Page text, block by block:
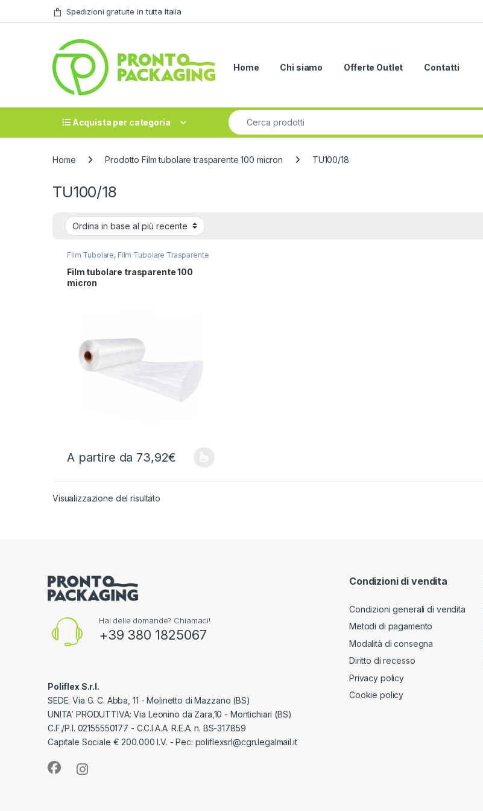
Skip to navigation
Skip to content Spedizioni gratuite in tutta Italia
Home Chi siamo Offerte Outlet Contatti
Acquista per categoria
Search for:
Home Prodotto Film tubolare trasparente 100 micron TU100/18
TU100/18
Film Tubolare, Film Tubolare Trasparente
Film tubolare trasparente 100
micron
A partire da 73,92€
Questo prodotto ha più varianti. Le opzioni possono essere scelte nella pagina del prodotto
Visualizzazione del risultato
Hai delle domande? Chiamaci!
+39 380 1825067
Poliflex S.r.l.
SEDE: Via G. C. Abba, 11 - Molinetto di Mazzano (BS)
UNITA’ PRODUTTIVA: Via Leonino da Zara,10 - Montichiari (BS)
C.F./P.I. 02155550177 - C.C.I.A.A. R.E.A. n. BS-317859
Capitale Sociale € 200.000 I.V. - Pec: poliflexsrl@cgn.legalmail.it
Condizioni di vendita
Condizioni generali di vendita
Metodi di pagamento
Modalità di consegna
Diritto di recesso
Privacy policy
Cookie policy